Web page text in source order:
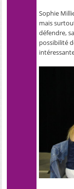
Sophie
mais
défendre,
possibilité